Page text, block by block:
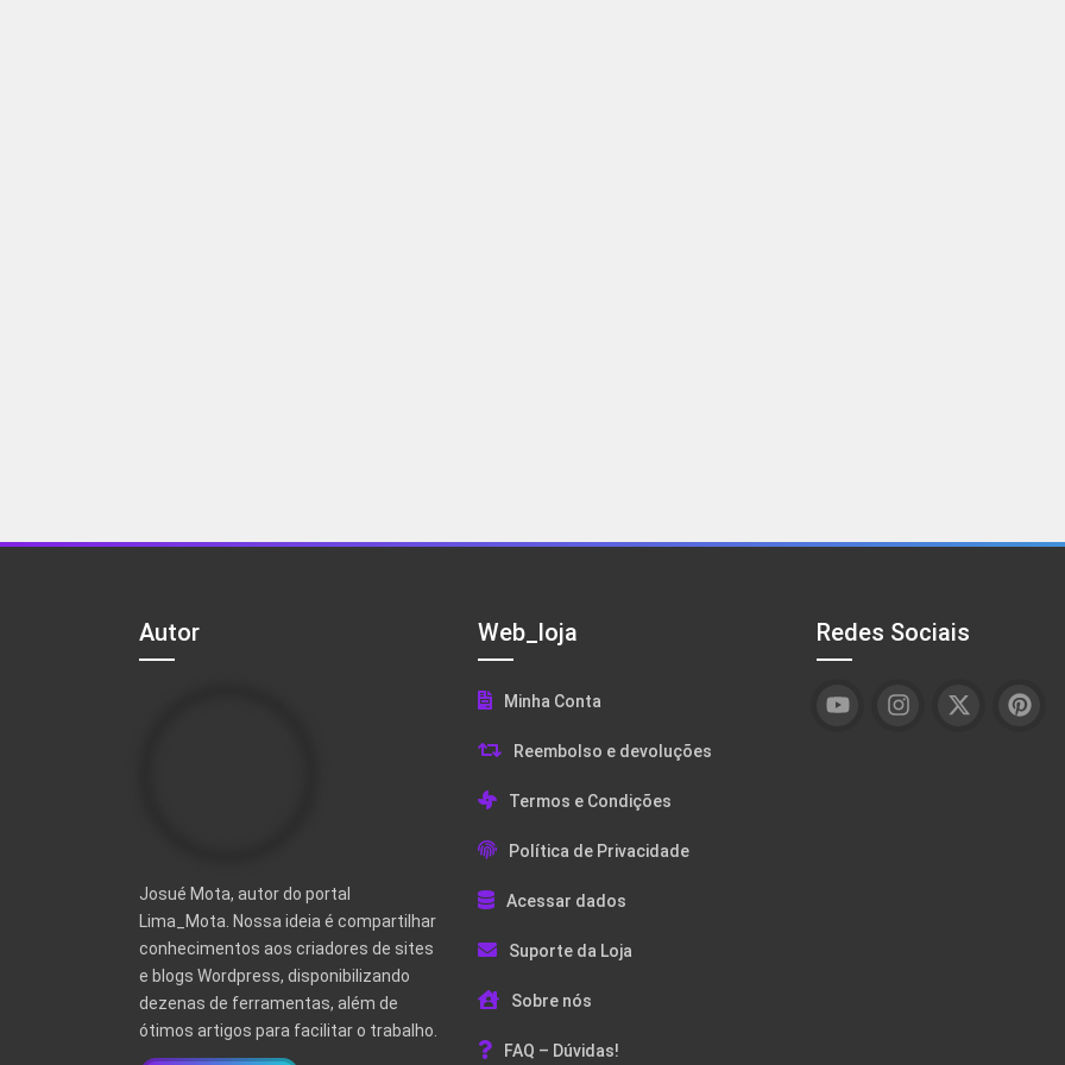
Autor
Josué Mota, autor do portal
Lima_Mota. Nossa ideia é compartilhar
conhecimentos aos criadores de sites
e blogs Wordpress, disponibilizando
dezenas de ferramentas, além de
ótimos artigos para facilitar o trabalho.
Web_loja
Minha Conta
Reembolso e devoluções
Termos e Condições
Política de Privacidade
Acessar dados
Suporte da Loja
Sobre nós
FAQ – Dúvidas!
Redes Sociais